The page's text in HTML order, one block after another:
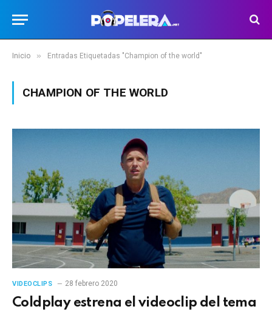
Inicio » Entradas Etiquetadas "Champion of the world"
CHAMPION OF THE WORLD
VIDEOCLIPS 28 febrero 2020
Coldplay estrena el videoclip del tema